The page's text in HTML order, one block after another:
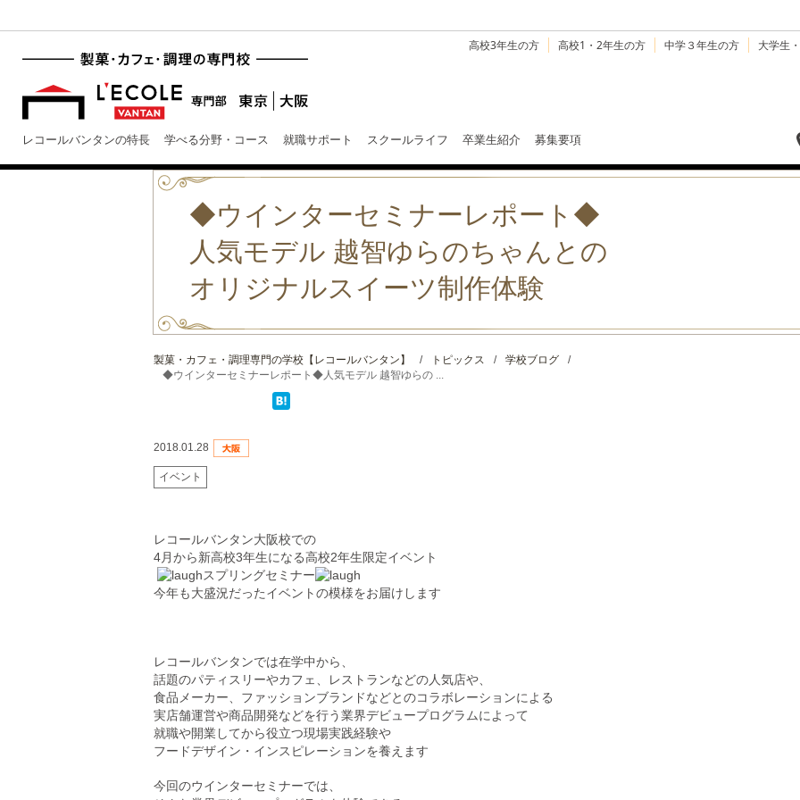
高校3年生の方 高校1・2年生の方 中学３年生の方 大学生
レコールバンタンの特長 学べる分野・コース 就職サポート スクールライフ 卒業生紹介 募集要項
◆ウインターセミナーレポート◆
人気モデル 越智ゆらのちゃんとの
オリジナルスイーツ制作体験
製菓・カフェ・調理専門の学校【レコールバンタン】 / トピックス / 学校ブログ
/
◆ウインターセミナーレポート◆人気モデル 越智ゆらの ...
2018.01.28
イベント
レコールバンタン大阪校での
4月から新高校3年生になる高校2年生限定イベント
スプリングセミナー
今年も大盛況だったイベントの模様をお届けします
レコールバンタンでは在学中から、
話題のパティスリーやカフェ 、レストランなどの人気店や、
食品メーカー 、ファッションブランドなどとのコラボレーションによる
実店舗運営や商品開発などを行う業界デビュープログラムによって
就職や開業してから役立つ現場実践経験や
フードデザイン・インスピレーションを養えます
今回のウインターセミナーでは、